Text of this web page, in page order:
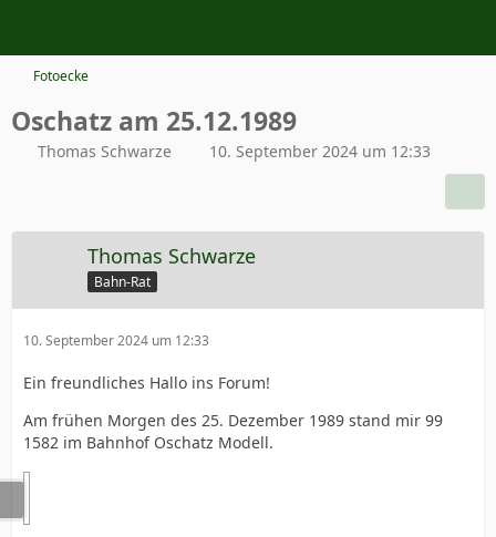
Fotoecke
Oschatz am 25.12.1989
Thomas Schwarze 10. September 2024 um 12:33
Thomas Schwarze
Bahn-Rat
10. September 2024 um 12:33
Ein freundliches Hallo ins Forum!
Am frühen Morgen des 25. Dezember 1989 stand mir 99
1582 im Bahnhof Oschatz Modell.